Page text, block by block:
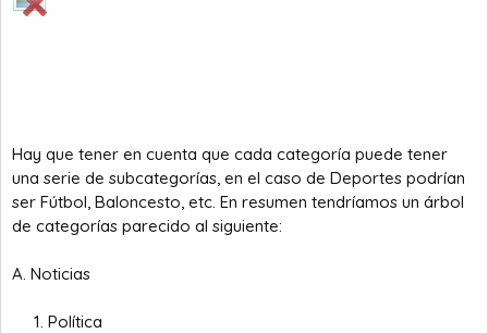
Hay que tener en cuenta que cada categoría puede tener
una serie de subcategorías, en el caso de Deportes podrían
ser Fútbol, Baloncesto, etc. En resumen tendríamos un árbol
de categorías parecido al siguiente:
A. Noticias
1. Política​